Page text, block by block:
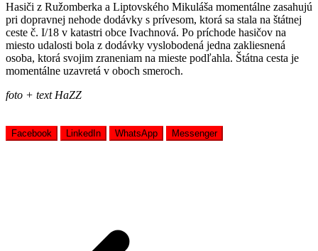
Hasiči z Ružomberka a Liptovského Mikuláša momentálne zasahujú
pri dopravnej nehode dodávky s prívesom, ktorá sa stala na štátnej
ceste č. I/18 v katastri obce Ivachnová. Po príchode hasičov na
miesto udalosti bola z dodávky vyslobodená jedna zakliesnená
osoba, ktorá svojim zraneniam na mieste podľahla. Štátna cesta je
momentálne uzavretá v oboch smeroch.
foto + text HaZZ
Facebook LinkedIn WhatsApp Messenger